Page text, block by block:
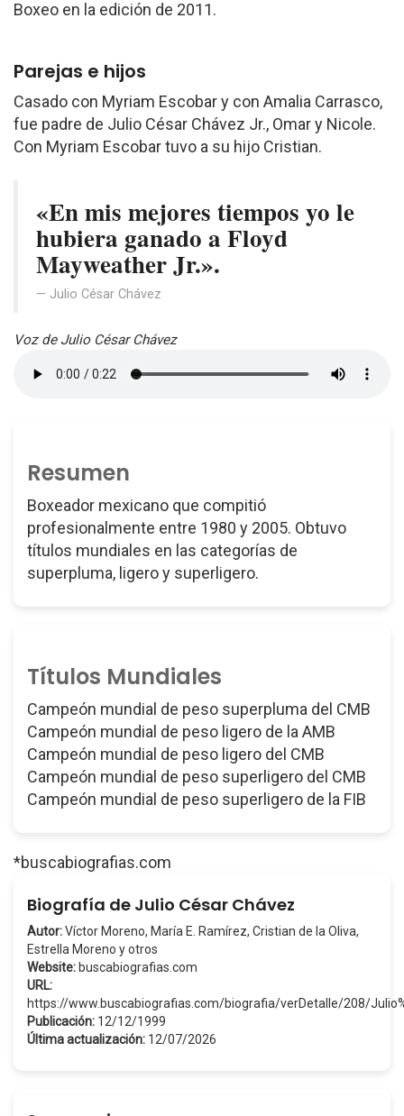
Boxeo en la edición de 2011.
Parejas e hijos
Casado con Myriam Escobar y con Amalia Carrasco,
fue padre de Julio César Chávez Jr., Omar y Nicole.
Con Myriam Escobar tuvo a su hijo Cristian.
«En mis mejores tiempos yo le
hubiera ganado a Floyd
Mayweather Jr.».
Julio César Chávez
Voz de Julio César Chávez
Resumen
Boxeador mexicano que compitió
profesionalmente entre 1980 y 2005. Obtuvo
títulos mundiales en las categorías de
superpluma, ligero y superligero.
Títulos Mundiales
Campeón mundial de peso superpluma del CMB
Campeón mundial de peso ligero de la AMB
Campeón mundial de peso ligero del CMB
Campeón mundial de peso superligero del CMB
Campeón mundial de peso superligero de la FIB
*buscabiografias.com
Biografía de Julio César Chávez
Autor:Víctor Moreno, María E. Ramírez, Cristian de la Oliva,
Estrella Moreno y otros
Website: buscabiografias.com
URL:
https://www.buscabiografias.com/biografia/verDetalle/208/
Publicación: 12/12/1999
Última actualización: 12/07/2026